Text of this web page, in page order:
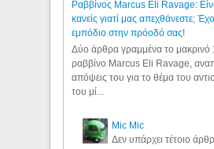
Ραββίνος Marcus Eli Ravage:
κανείς γιατί μας απεχθάνεστε;
εμπόδιο στην πρόοδό σας!
Δύο άρθρα γραμμένα το
ραββίνο Marcus Eli Ravage,
απόψεις του για το θέμα του
του μί...
Mic Mic
Δεν υπάρχει τέτοιο